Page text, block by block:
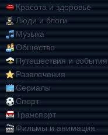
Красота и здоровье
Люди и блоги
Музыка
Общество
Путешествия и события
Развлечения
Сериалы
Спорт
Транспорт
Фильмы и анимация